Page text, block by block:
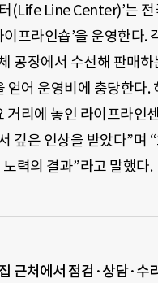
(Life Line Center)’는 전
프라인숍’을 운영한다.
공장에서 수선해 판매하
얻어 운영비에 충당한다.
거리에 놓인 라이프라인
깊은 인상을 받았다”며
력의 결과”라고 말했다.
근처에서 점검·상담·